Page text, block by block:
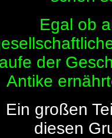
Egal ob
der
Antike
Ein großen
diesen